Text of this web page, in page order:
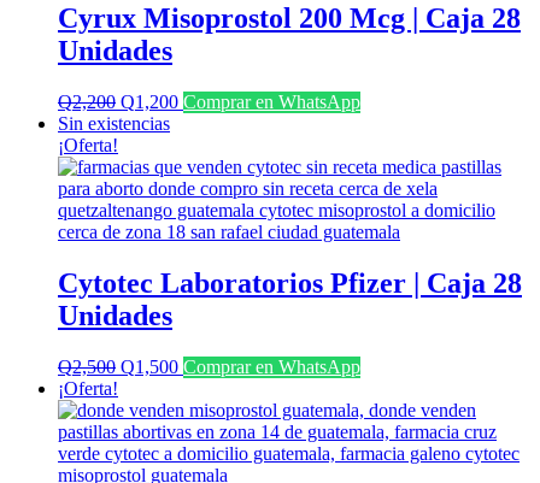
Cyrux Misoprostol 200 Mcg | Caja 28
Unidades
Q2,200 El
precio
era:
Q2,200.
Q1,200El
es:
Q1,200.
Comprar en WhatsApp
Sin existencias
¡Oferta!
Cytotec Laboratorios Pfizer | Caja 28
Unidades
Q2,500 El
original
era:
Q2,500.
Q1,500El
actual
es:
Q1,500.
Comprar en WhatsApp
¡Oferta!